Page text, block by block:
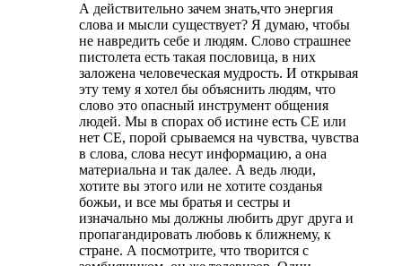
А действительно зачем знать,что энергия
слова и мысли существует? Я думаю, чтобы
не навредить себе и людям. Слово страшнее
пистолета есть такая пословица, в них
заложена человеческая мудрость. И открывая
эту тему я хотел бы объяснить людям, что
слово это опасный инструмент общения
людей. Мы в спорах об истине есть СЕ или
нет СЕ, порой срываемся на чувства, чувства
в слова, слова несут информацию, а она
материальна и так далее. А ведь люди,
хотите вы этого или не хотите созданья
божьи, и все мы братья и сестры и
изначально мы должны любить друг друга и
пропагандировать любовь к ближнему, к
стране. А посмотрите, что творится с